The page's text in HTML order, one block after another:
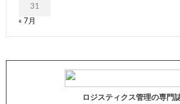
31
« 7月
ロジスティクス管理の専門